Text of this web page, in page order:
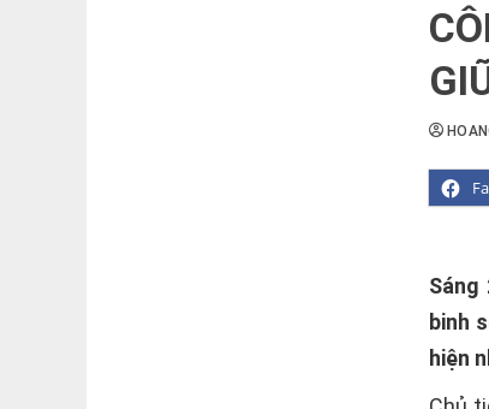
binh
hiện